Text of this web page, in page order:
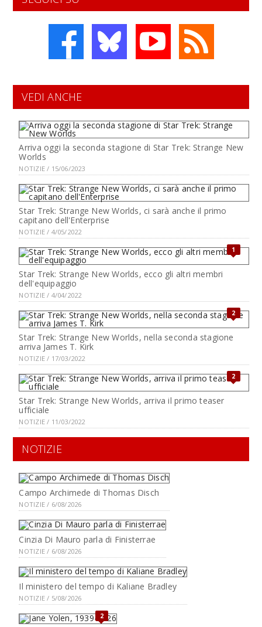
VEDI ANCHE
Arriva oggi la seconda stagione di Star Trek: Strange New
Worlds
NOTIZIE / 15/06/2023
Star Trek: Strange New Worlds, ci sarà anche il primo
capitano dell'Enterprise
NOTIZIE / 4/05/2022
1
Star Trek: Strange New Worlds, ecco gli altri membri
dell'equipaggio
NOTIZIE / 4/04/2022
2
Star Trek: Strange New Worlds, nella seconda stagione
arriva James T. Kirk
NOTIZIE / 17/03/2022
2
Star Trek: Strange New Worlds, arriva il primo teaser
ufficiale
NOTIZIE / 11/03/2022
NOTIZIE
Campo Archimede di Thomas Disch
NOTIZIE / 6/08/2026
Cinzia Di Mauro parla di Finisterrae
NOTIZIE / 6/08/2026
Il ministero del tempo di Kaliane Bradley
NOTIZIE / 5/08/2026
2